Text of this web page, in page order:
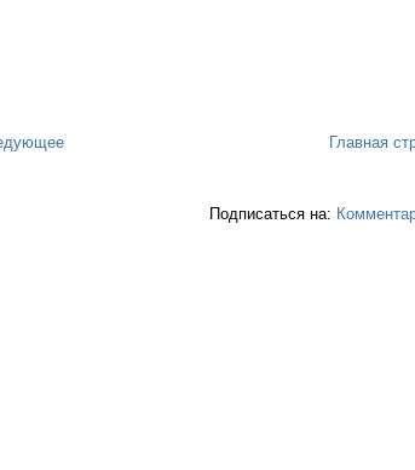
Главная
Подписаться на: